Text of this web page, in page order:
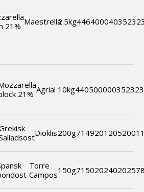
21% Maestrella2.5kg44640004
21% Agrial 10kg44050000
Dioklis200g71492012
Torre
Campos150g71502024